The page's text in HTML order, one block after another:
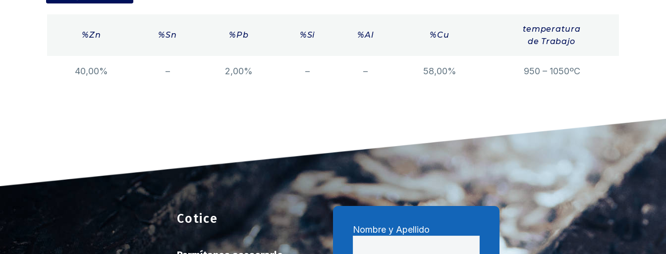
%Zn %Sn %Pb %Si %Al %Cu
temperatura
de Trabajo
40,00% – 2,00% – – 58,00% 950 – 1050ºC
Cotice
Nombre y Apellido